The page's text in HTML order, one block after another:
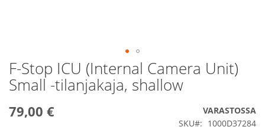
F-Stop ICU (Internal Camera Unit)
Small -tilanjakaja, shallow
79,00 €
VARASTOSSA
SKU
1000D37284
Skip
to
the
of